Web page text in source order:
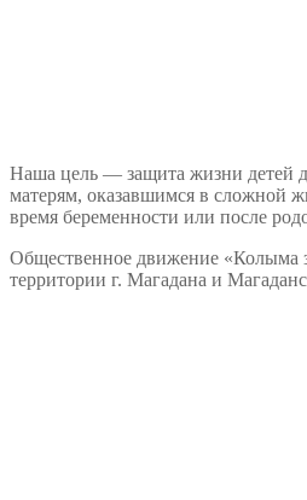
Наша цель — защита жизни детей
матерям, оказавшимся в сложной
время беременности или после
Общественное движение «Колыма
территории г. Магадана и